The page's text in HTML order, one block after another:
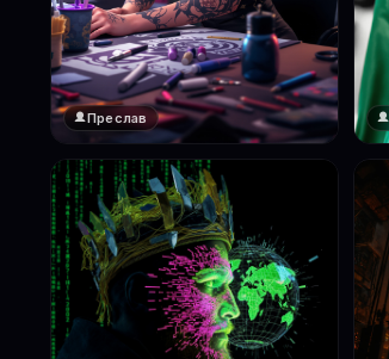
Преслав